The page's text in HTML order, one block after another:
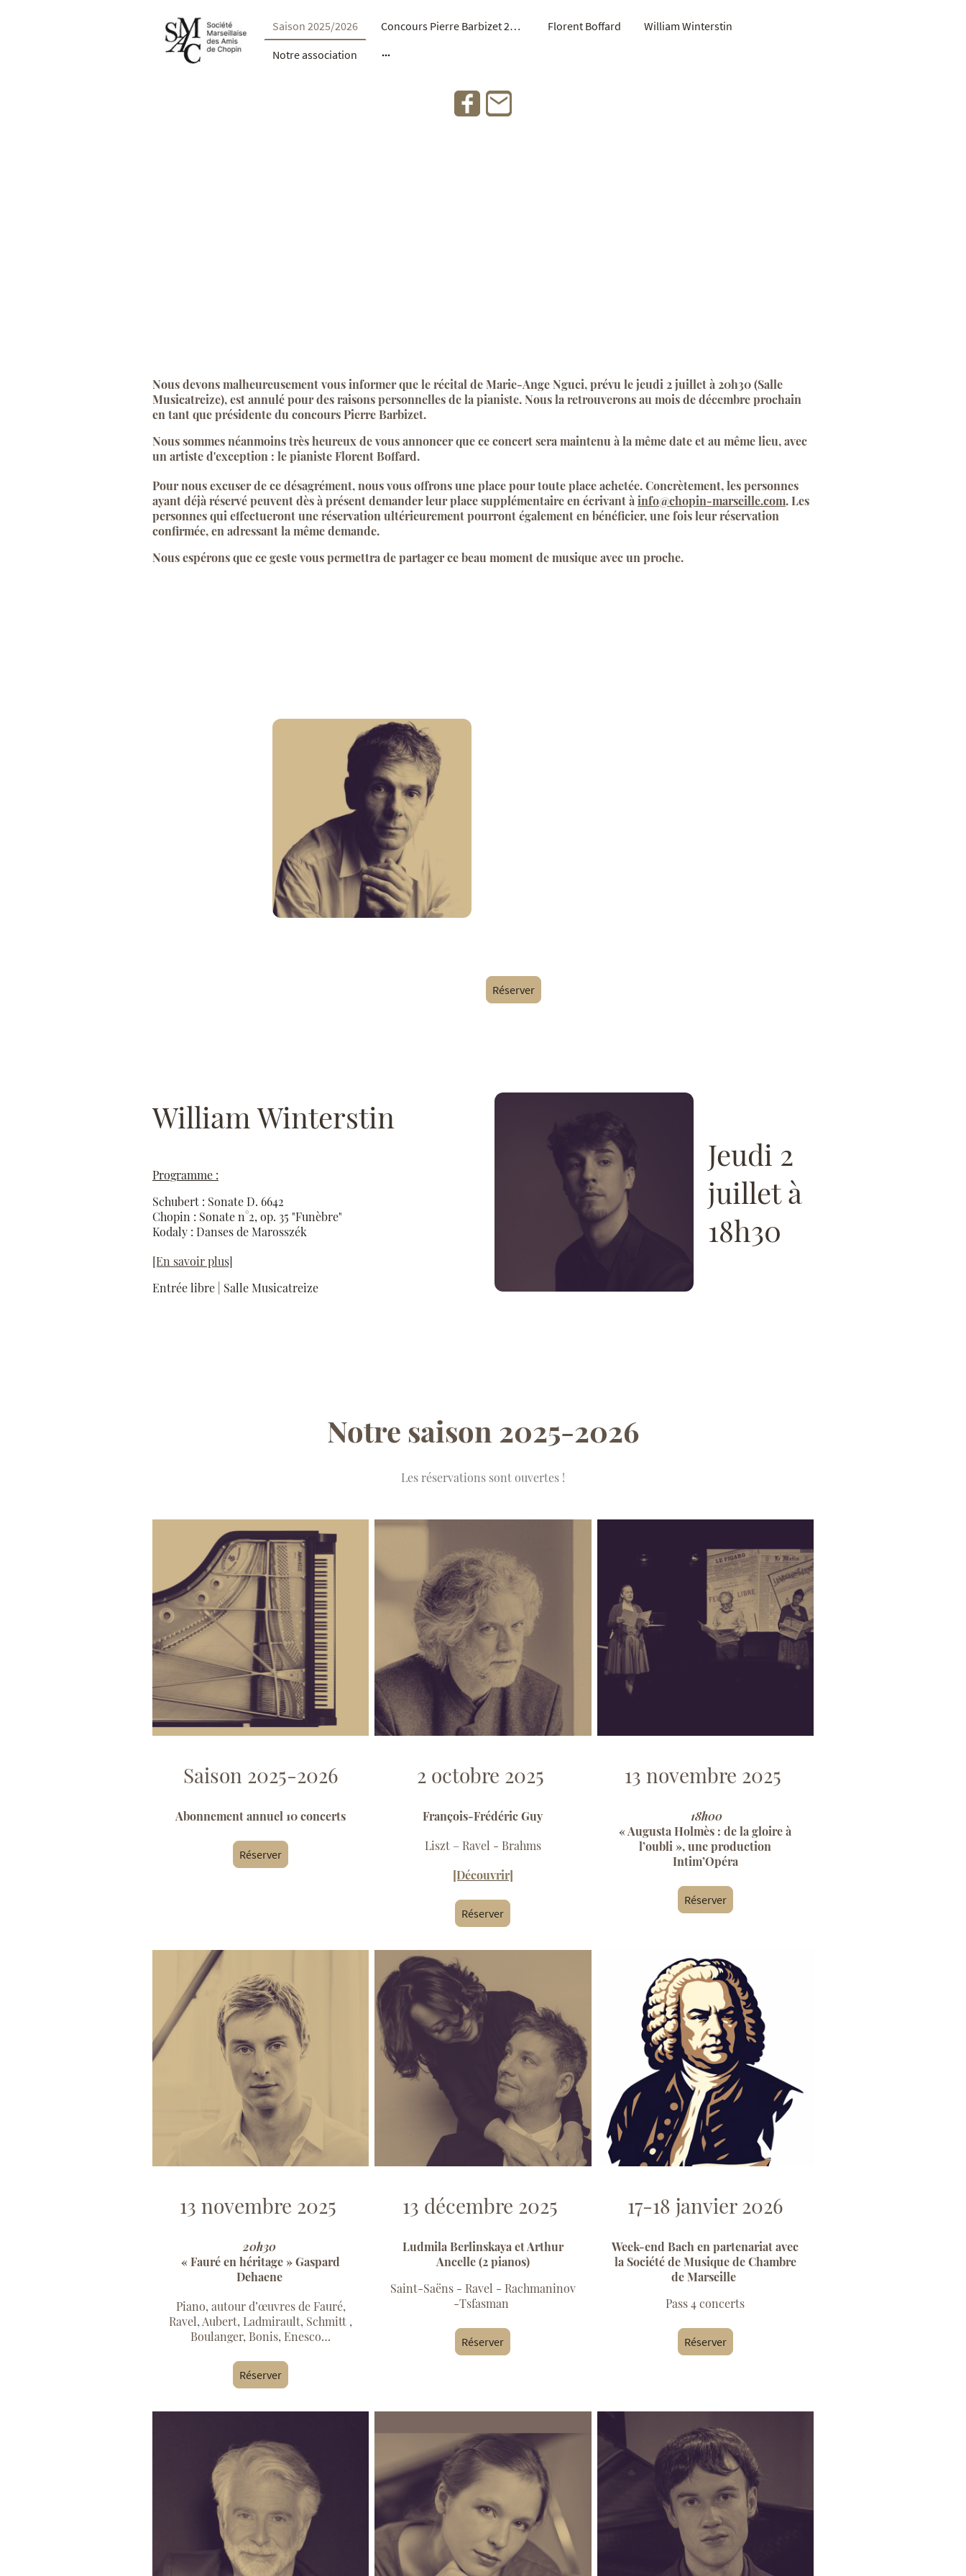
Saison 2025/2026 Concours Pierre Barbizet 2026 Florent Boffard
William Winterstin
Notre association
Nous devons malheureusement vous informer que le récital de Marie-Ange Nguci, prévu le jeudi 2 juillet à 20h30 (Salle
Musicatreize), est annulé pour des raisons personnelles de la pianiste. Nous la retrouverons au mois de décembre prochain
en tant que présidente du concours Pierre Barbizet.
Nous sommes néanmoins très heureux de vous annoncer que ce concert sera maintenu à la même date et au même lieu, avec
un artiste d'exception : le pianiste Florent Boffard.
Pour nous excuser de ce désagrément, nous vous offrons une place pour toute place achetée. Concrètement, les personnes
ayant déjà réservé peuvent dès à présent demander leur place supplémentaire en écrivant àinfo@chopin-marseille.com. Les
personnes qui effectueront une réservation ultérieurement pourront également en bénéficier, une fois leur réservation
confirmée, en adressant la même demande.
Nous espérons que ce geste vous permettra de partager ce beau moment de musique avec un proche.
Réserver
William Winterstin
Programme :
Schubert : Sonate D. 6642
Chopin : Sonate n°2, op. 35 "Funèbre"
Kodaly : Danses de Marosszék
[En savoir plus]
Entrée libre | Salle Musicatreize
Jeudi 2
juillet à
18h30
Notre saison 2025-2026
Les réservations sont ouvertes !
Saison 2025-2026
Abonnement annuel 10 concerts
Réserver
2 octobre 2025
François-Frédéric Guy
Liszt – Ravel - Brahms
[Découvrir]
Réserver
13 novembre 2025
18h00
« Augusta Holmès : de la gloire à
l’oubli », une production
Intim’Opéra
Réserver
13 novembre 2025
20h30
« Fauré en héritage » Gaspard
Dehaene
Piano, autour d’œuvres de Fauré,
Ravel, Aubert, Ladmirault, Schmitt ,
Boulanger, Bonis, Enesco…
Réserver
13 décembre 2025
Ludmila Berlinskaya et Arthur
Ancelle (2 pianos)
Saint-Saëns - Ravel - Rachmaninov
-Tsfasman
Réserver
17-18 janvier 2026
Week-end Bach en partenariat avec
la Société de Musique de Chambre
de Marseille
Pass 4 concerts
Réserver